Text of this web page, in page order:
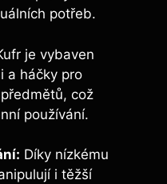
potřeb.
je vybaven
a háčky pro
což
používání.
Díky nízkému
i těžší